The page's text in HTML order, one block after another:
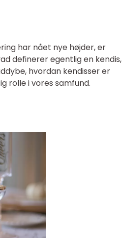
har nået nye højder, er
definerer egentlig en kendis,
hvordan kendisser er
rolle i vores samfund.